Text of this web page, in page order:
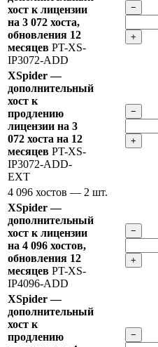
хост к лицензии
на 3 072 хоста,
обновления 12
месяцев PT-XS-
IP3072-ADD
−
+
XSpider —
дополнительный
хост к
продлению
лицензии на 3
072 хоста на 12
месяцев PT-XS-
IP3072-ADD-
EXT
−
+
4 096 хостов — 2 шт.
XSpider —
дополнительный
хост к лицензии
на 4 096 хостов,
обновления 12
месяцев PT-XS-
IP4096-ADD
−
+
XSpider —
дополнительный
хост к
продлению
−